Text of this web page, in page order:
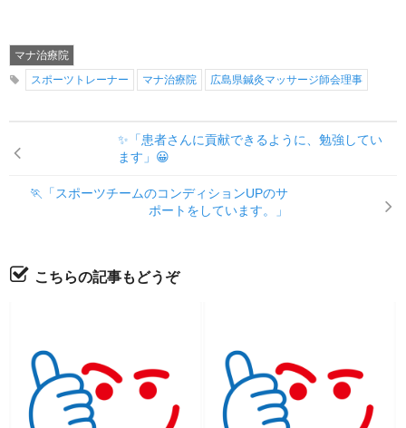
マナ治療院
スポーツトレーナー
マナ治療院 広島県鍼灸マッサージ師会理事
✨「患者さんに貢献できるように、勉強してい
ます」😀
🏃「スポーツチームのコンディションUPのサ
ポートをしています。」
こちらの記事もどうぞ